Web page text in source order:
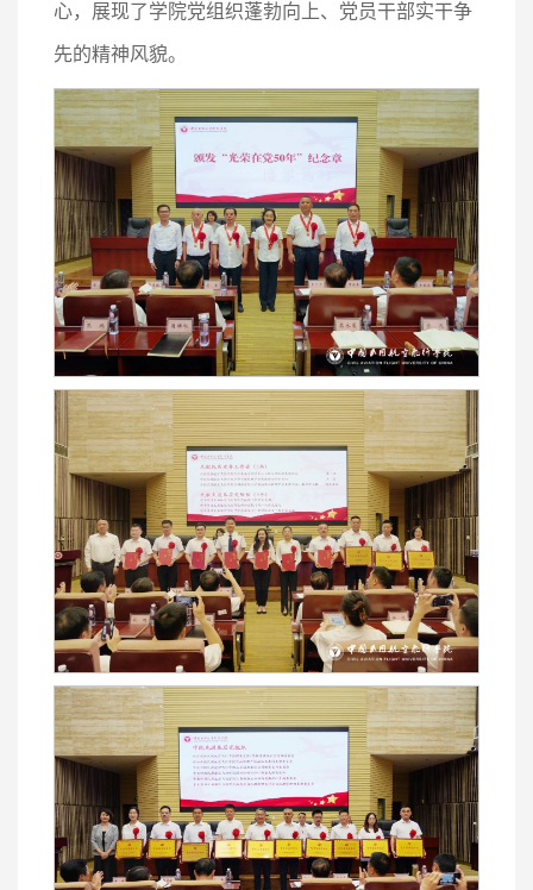
心，展现了学院党组织蓬勃向上、党员干部实干争
先的精神风貌。